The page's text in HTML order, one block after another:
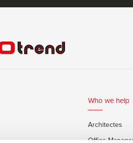
Who we help
Architectes
Office